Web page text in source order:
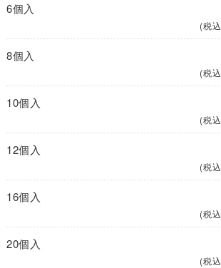
6個入
(税
8個入
(税
10個入
(税
12個入
(税
16個入
(税
20個入
(税